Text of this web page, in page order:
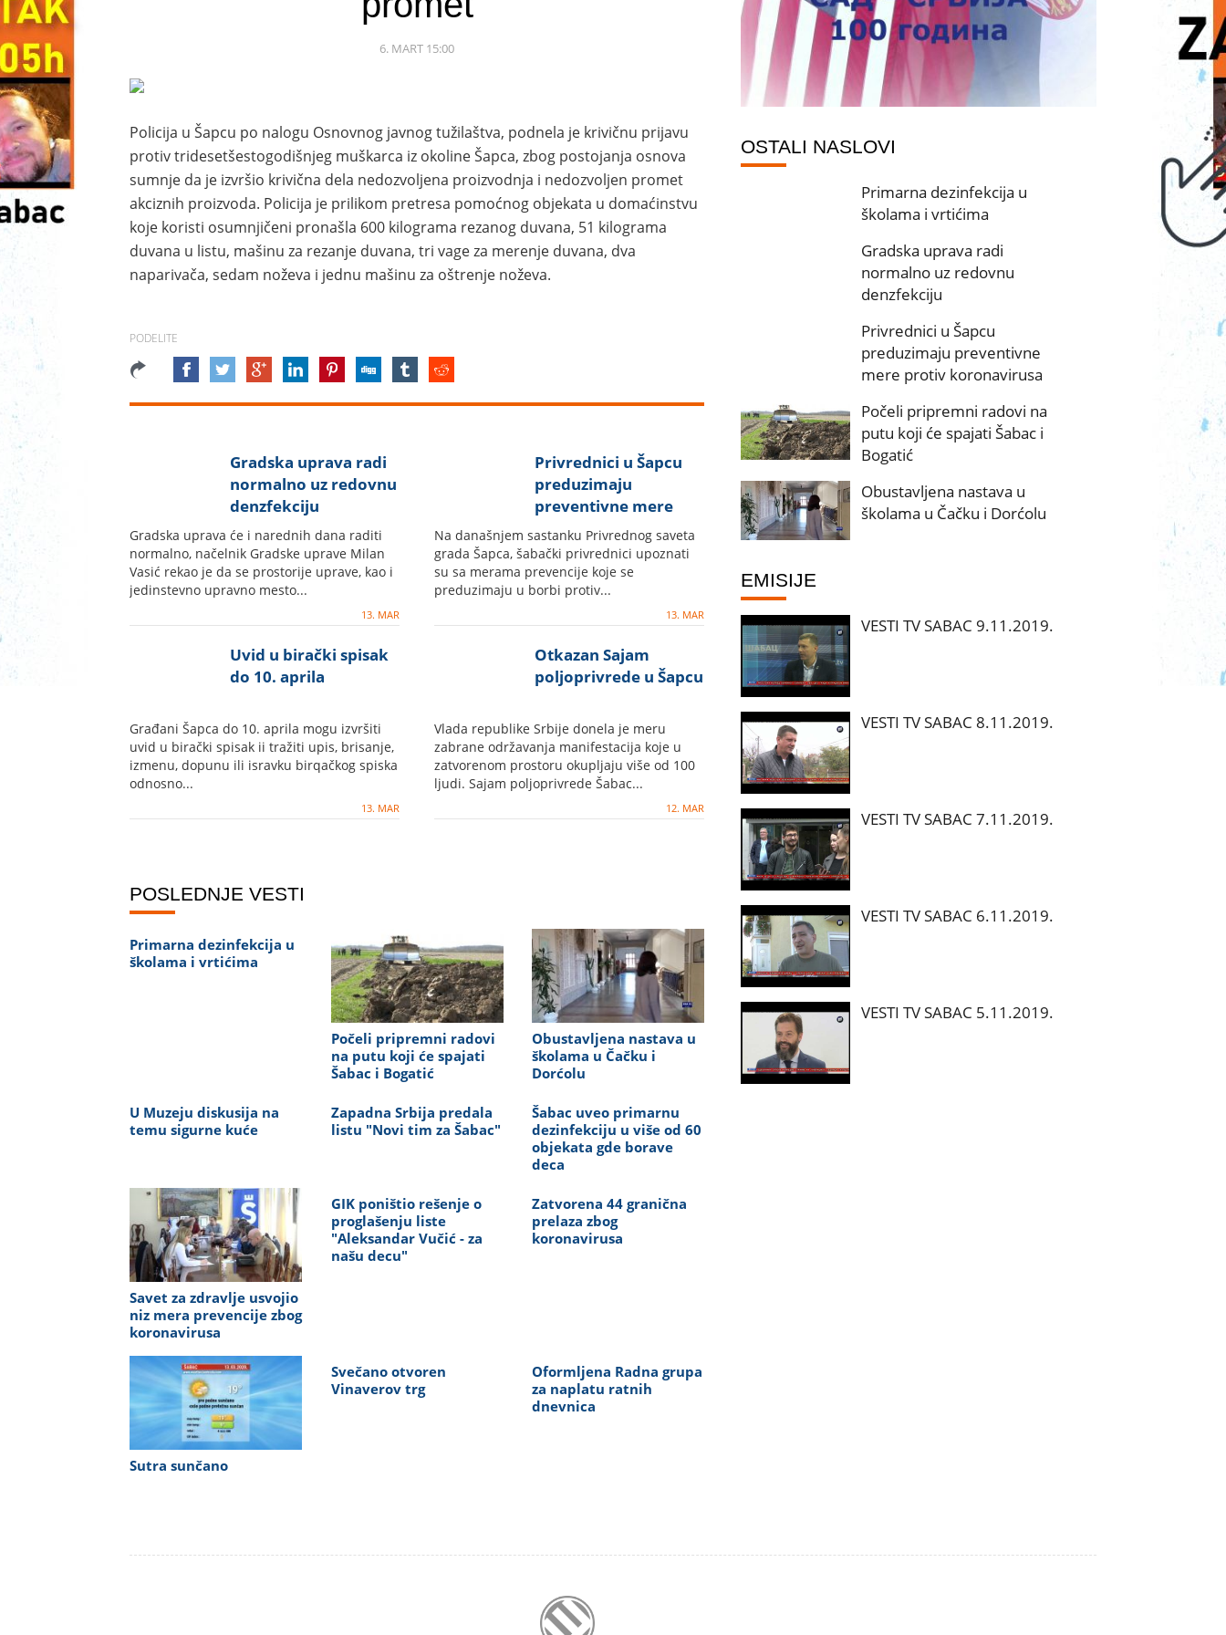
6. MART 15:00
Policija u Šapcu po nalogu Osnovnog javnog tužilaštva, podnela je krivičnu prijavu
protiv tridesetšestogodišnjeg muškarca iz okoline Šapca, zbog postojanja osnova
sumnje da je izvršio krivična dela nedozvoljena proizvodnja i nedozvoljen promet
akciznih proizvoda. Policija je prilikom pretresa pomoćnog objekata u domaćinstvu
koje koristi osumnjičeni pronašla 600 kilograma rezanog duvana, 51 kilograma
duvana u listu, mašinu za rezanje duvana, tri vage za merenje duvana, dva
naparivača, sedam noževa i jednu mašinu za oštrenje noževa.
PODELITE
Gradska uprava radi
normalno uz redovnu
denzfekciju
Gradska uprava će i narednih dana raditi
normalno, načelnik Gradske uprave Milan
Vasić rekao je da se prostorije uprave, kao i
jedinstevno upravno mesto...
13. MAR
Privrednici u Šapcu
preduzimaju
preventivne mere
protiv koronavirusa
Na današnjem sastanku Privrednog saveta
grada Šapca, šabački privrednici upoznati
su sa merama prevencije koje se
preduzimaju u borbi protiv...
13. MAR
Uvid u birački spisak
do 10. aprila
Građani Šapca do 10. aprila mogu izvršiti
uvid u birački spisak ii tražiti upis, brisanje,
izmenu, dopunu ili isravku birqačkog spiska
odnosno...
13. MAR
Otkazan Sajam
poljoprivrede u Šapcu
Vlada republike Srbije donela je meru
zabrane održavanja manifestacija koje u
zatvorenom prostoru okupljaju više od 100
ljudi. Sajam poljoprivrede Šabac...
12. MAR
POSLEDNJE VESTI
Primarna dezinfekcija u
školama i vrtićima
Počeli pripremni radovi
na putu koji će spajati
Šabac i Bogatić
Obustavljena nastava u
školama u Čačku i
Dorćolu
U Muzeju diskusija na
temu sigurne kuće
Zapadna Srbija predala
listu "Novi tim za Šabac"
Šabac uveo primarnu
dezinfekciju u više od 60
objekata gde borave
deca
Savet za zdravlje usvojio
niz mera prevencije zbog
koronavirusa
GIK poništio rešenje o
proglašenju liste
"Aleksandar Vučić - za
našu decu"
Zatvorena 44 granična
prelaza zbog
koronavirusa
Sutra sunčano
Svečano otvoren
Vinaverov trg
Oformljena Radna grupa
za naplatu ratnih
dnevnica
OSTALI NASLOVI
Primarna dezinfekcija u
školama i vrtićima
Gradska uprava radi
normalno uz redovnu
denzfekciju
Privrednici u Šapcu
preduzimaju preventivne
mere protiv koronavirusa
Počeli pripremni radovi na
putu koji će spajati Šabac i
Bogatić
Obustavljena nastava u
školama u Čačku i Dorćolu
EMISIJE
VESTI TV SABAC 9.11.2019.
VESTI TV SABAC 8.11.2019.
VESTI TV SABAC 7.11.2019.
VESTI TV SABAC 6.11.2019.
VESTI TV SABAC 5.11.2019.